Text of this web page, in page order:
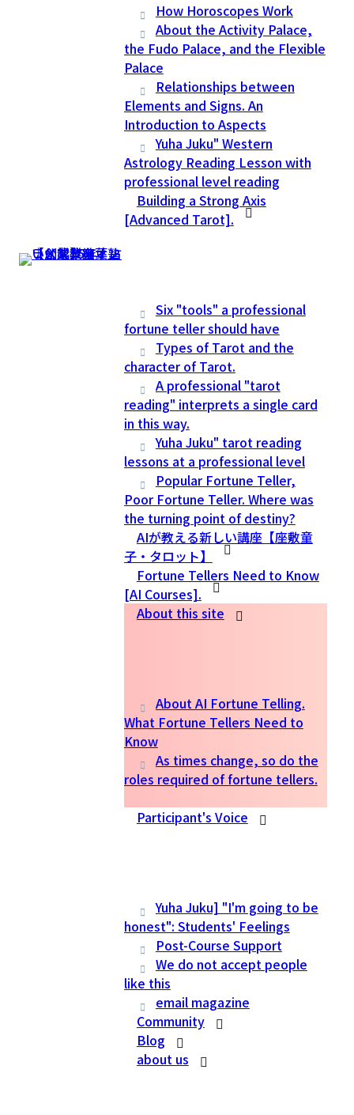
How Horoscopes Work
About the Activity Palace,
the Fudo Palace, and the Flexible
Palace
Relationships between
Elements and Signs. An
Introduction to Aspects
Yuha Juku" Western
Astrology Reading Lesson with
professional level reading
Building a Strong Axis
[Advanced Tarot].
Six "tools" a professional
fortune teller should have
Types of Tarot and the
character of Tarot.
A professional "tarot
reading" interprets a single card
in this way.
Yuha Juku" tarot reading
lessons at a professional level
Popular Fortune Teller,
Poor Fortune Teller. Where was
the turning point of destiny?
AIが教える新しい講座【座敷童
子・タロット】
Fortune Tellers Need to Know
[AI Courses].
About this site
About AI Fortune Telling.
What Fortune Tellers Need to
Know
As times change, so do the
roles required of fortune tellers.
Participant's Voice
Yuha Juku] "I'm going to be
honest": Students' Feelings
Post-Course Support
We do not accept people
like this
email magazine
Community
Blog
about us